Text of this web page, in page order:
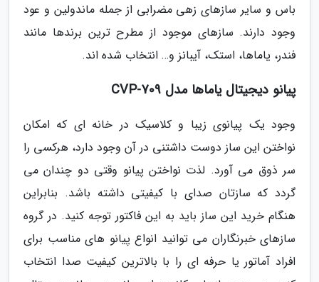
باس و سایر سازهای زهی مضرابی از جمله ماندولین و عود
وجود دارند. سازهای موجود از مطرح ترین برندها مانند
فندر، یاماها، استک، آیبانز و… انتخاب شده اند.
پیانو دیجیتال یاماها مدل CVP-709
وجود یک پیانوی زیبا و کلاسیک در خانه ای که امکان
نواختن این ساز دوست داشتنی در آن وجود دارد، هرکسی را
سر ذوق می آورد. لذت نواختن پیانو وقتی دو چندان می
گردد که سازتان صدای با کیفیتی داشته باشد. بنابراین
هنگام خرید این ساز باید به این فاکتور توجه کنید. در گروه
سازهای خبرنگاران می توانید انواع پیانو های مناسب برای
افراد آماتور یا حرفه ای را با بالاترین کیفیت صدا انتخاب